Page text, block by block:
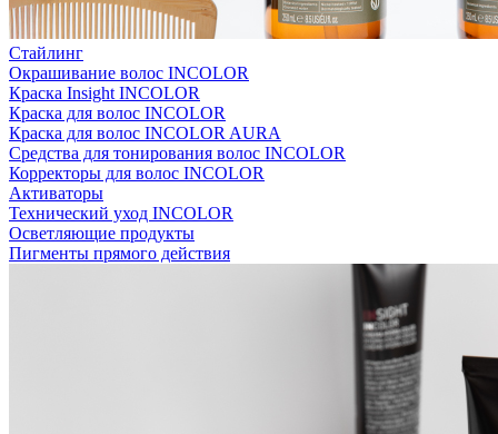
Стайлинг
Окрашивание волос INCOLOR
Краска Insight INCOLOR
Краска для волос INCOLOR
Краска для волос INCOLOR AURA
Средства для тонирования волос INCOLOR
Корректоры для волос INCOLOR
Активаторы
Технический уход INCOLOR
Осветляющие продукты
Пигменты прямого действия